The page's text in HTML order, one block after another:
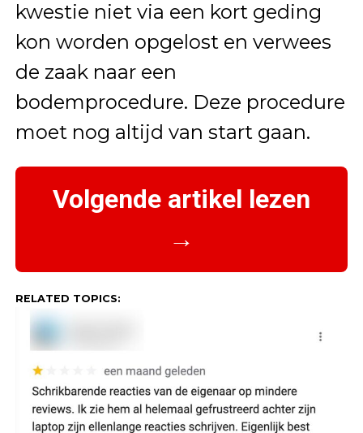
kwestie niet via een kort geding
kon worden opgelost en verwees
de zaak naar een
bodemprocedure. Deze procedure
moet nog altijd van start gaan.
Volgende artikel lezen
→
RELATED TOPICS: